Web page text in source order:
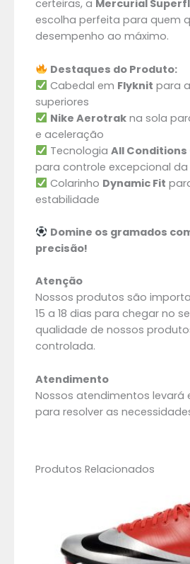
certeiras, a Mercurial
escolha perfeita para quem
desempenho ao máximo.
Destaques do Produto:
Cabedal em Flyknit para
superiores
Nike Aerotrakna sola
e aceleração
Tecnologia All
para controle excepcional
Colarinho Dynamic Fit
estabilidade
Domine os gramados
precisão!
Atenção
Nossos produtos são
15 a 18 dias para chegar no
qualidade de nossos
controlada.
Atendimento
Nossos atendimentos levará
para resolver as
Produtos Relacionados
R$ 629,99.
atual
é:
R$ 459,99.